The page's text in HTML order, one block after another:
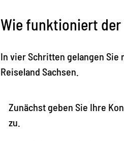
Wie funktioniert der
In vier Schritten gelangen Sie
Reiseland Sachsen.
Zunächst geben Sie Ihre
zu.